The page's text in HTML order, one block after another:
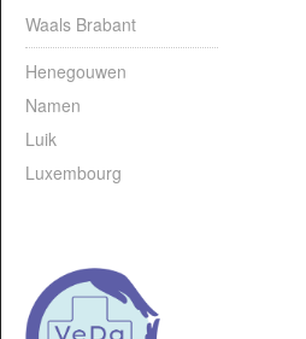
Waals Brabant
Henegouwen
Namen
Luik
Luxembourg